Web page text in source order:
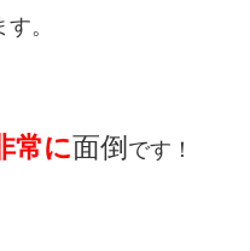
。
常に面倒です！